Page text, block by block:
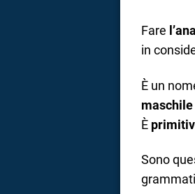
Fare
in
È un
È
Sono